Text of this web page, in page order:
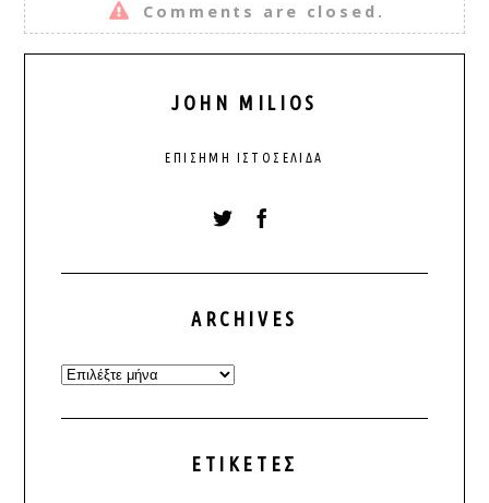
Comments are closed.
JOHN MILIOS
ΕΠΊΣΗΜΗ ΙΣΤΟΣΕΛΊΔΑ
ARCHIVES
Archives
ΕΤΙΚΈΤΕΣ